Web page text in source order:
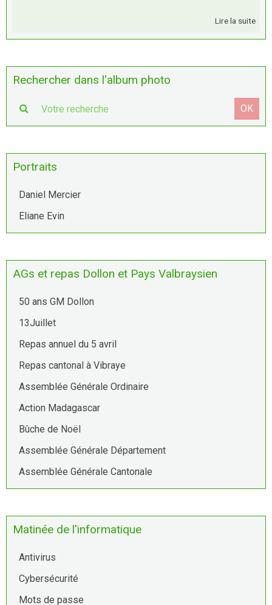
Lire la suite
Rechercher dans l'album photo
OK
Portraits
Daniel Mercier
Eliane Evin
AGs et repas Dollon et Pays Valbraysien
50 ans GM Dollon
13Juillet
Repas annuel du 5 avril
Repas cantonal à Vibraye
Assemblée Générale Ordinaire
Action Madagascar
Bûche de Noël
Assemblée Générale Département
Assemblée Générale Cantonale
Matinée de l'informatique
Antivirus
Cybersécurité
Mots de passe